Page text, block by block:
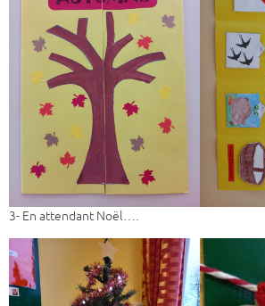
3- En attendant Noël….